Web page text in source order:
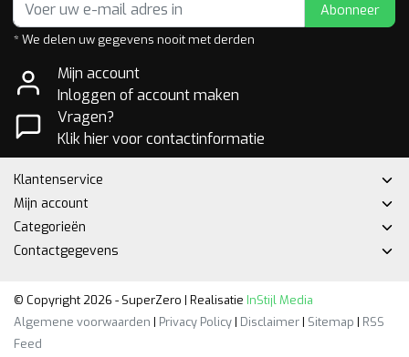
Abonneer
* We delen uw gegevens nooit met derden
Mijn account
Inloggen of account maken
Vragen?
Klik hier voor contactinformatie
Klantenservice
Mijn account
Categorieën
Contactgegevens
© Copyright 2026 - SuperZero | Realisatie InStijl Media
Algemene voorwaarden | Privacy Policy| Disclaimer| Sitemap | RSS
Feed